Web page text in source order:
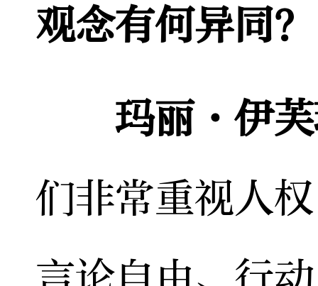
观念有何异同？
玛丽·伊
们非常重视人